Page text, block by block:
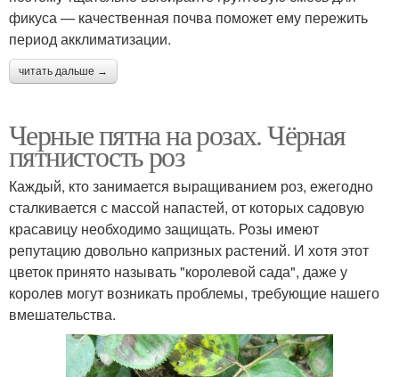
фикуса — качественная почва поможет ему пережить
период акклиматизации.
читать дальше →
Черные пятна на розах. Чёрная
пятнистость роз
Каждый, кто занимается выращиванием роз, ежегодно
сталкивается с массой напастей, от которых садовую
красавицу необходимо защищать. Розы имеют
репутацию довольно капризных растений. И хотя этот
цветок принято называть "королевой сада", даже у
королев могут возникать проблемы, требующие нашего
вмешательства.